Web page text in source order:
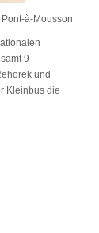
à-Mousson
9
und
Kleinbus die